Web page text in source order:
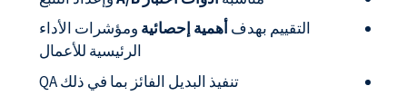
التقييم بهدفأهمية إحصائية ومؤشرات الأداء
الرئيسية للأعمال
تنفيذ البديل الفائز بما في ذلك QA